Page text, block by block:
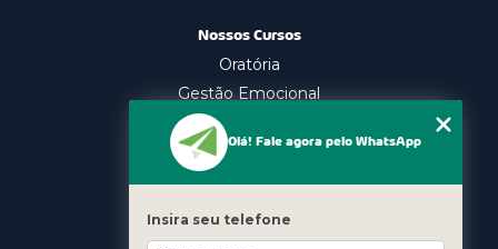
Nossos Cursos
Oratória
Gestão Emocional
Liderança
Contato
(11) 98339-7616
(11) 98339-7616
Olá! Fale agora pelo WhatsApp
Insira seu telefone